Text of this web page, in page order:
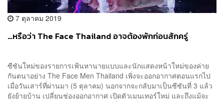
7 ตุลาคม 2019
…หรือว่า The Face Thailand อาจต้องพักก่อนสักครู่
ซีซันใหม่ของรายการเฟ้นหานายแบบและนักแสดงหน้าใหม่ของค่าย
กันตนาอย่าง The Face Men Thailand เพิ่งจะออกอากาศตอนแรกไป
เมื่อวันเสาร์ที่ผ่านมา (5 ตุลาคม) นอกจากจะกลับมาเป็นซีซันที่ 3 แล้ว
ยังย้ายบ้าน เปลี่ยนช่องออกอากาศ เปิดตัวเมนเทอร์ใหม่ และถึงแม้จะ